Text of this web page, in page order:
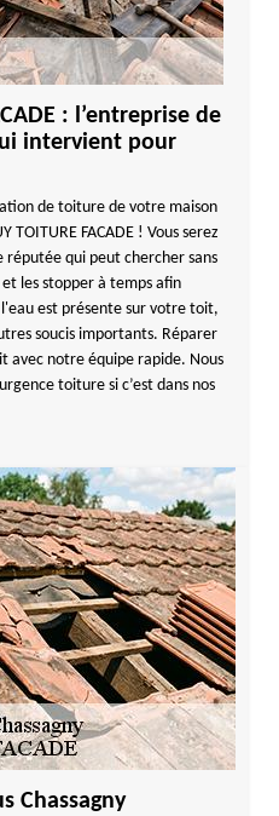
: l’entreprise de
intervient pour
de toiture de votre maison
TOITURE FACADE ! Vous serez
qui peut chercher sans
les stopper à temps afin
l'eau est présente sur votre toit,
soucis importants. Réparer
avec notre équipe rapide. Nous
toiture si c’est dans nos
Chassagny